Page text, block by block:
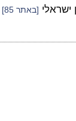
ישראלי [באתר 85]